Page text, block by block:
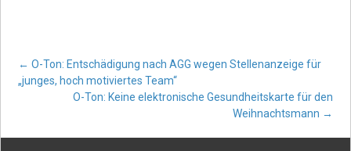
Post
navigation
← O-Ton: Entschädigung nach AGG wegen Stellenanzeige für
„junges, hoch motiviertes Team“
O-Ton: Keine elektronische Gesundheitskarte für den
Weihnachtsmann →